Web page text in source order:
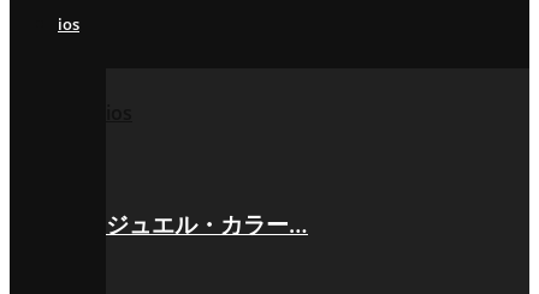
ios
ジュエル・カラー…